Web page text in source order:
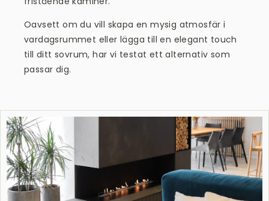
Oavsett om du vill skapa en mysig atmosfär i
vardagsrummet eller lägga till en elegant touch
till ditt sovrum, har vi testat ett alternativ som
passar dig.